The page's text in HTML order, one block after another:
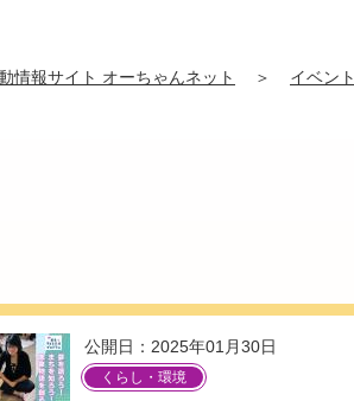
情報サイト オーちゃんネット ＞ イベン
公開日：2025年01月30日
くらし・環境